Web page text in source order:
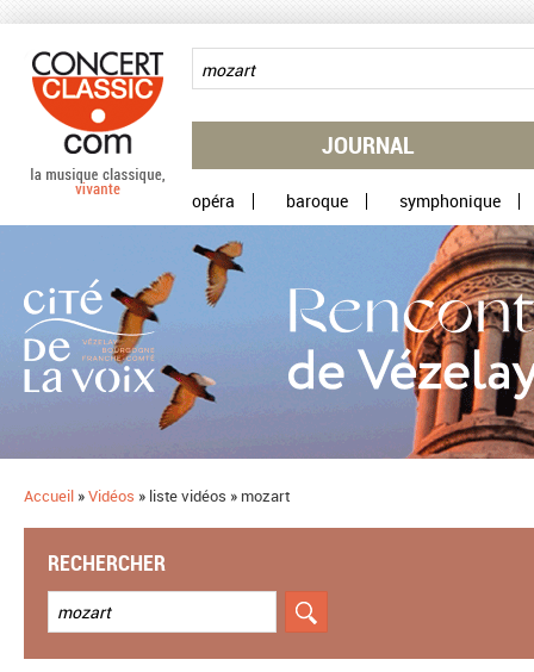
JOURNAL
opéra baroque symphonique
Accueil »Vidéos » liste vidéos » mozart
RECHERCHER